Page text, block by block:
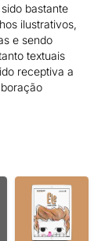
bastante
ilustrativos,
e sendo
textuais
receptiva a